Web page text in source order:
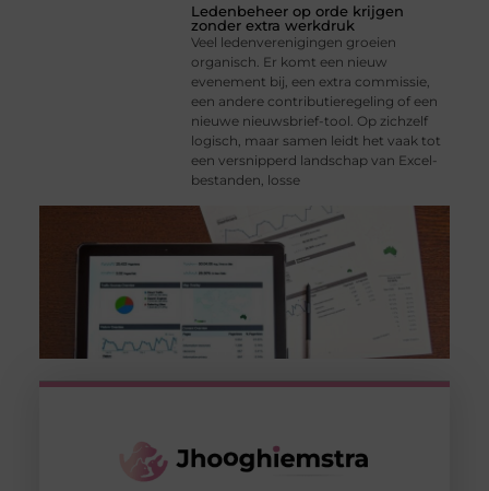
Ledenbeheer op orde krijgen
zonder extra werkdruk
Veel ledenverenigingen groeien
organisch. Er komt een nieuw
evenement bij, een extra commissie,
een andere contributieregeling of een
nieuwe nieuwsbrief-tool. Op zichzelf
logisch, maar samen leidt het vaak tot
een versnipperd landschap van Excel-
bestanden, losse